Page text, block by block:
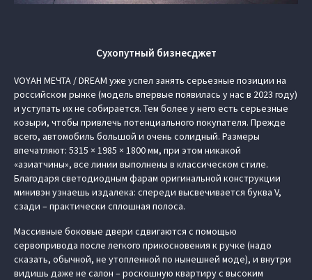
Сухопутный бизнесджет
VOYAH МЕЧТА / DREAM уже успел занять серьезные позиции на
российском рынке (модель впервые появилась у нас в 2023 году)
и уступать их не собирается. Тем более у него есть серьезные
козыри, чтобы привлечь потенциального покупателя. Прежде
всего, автомобиль большой и очень солидный. Размеры
впечатляют: 5315 × 1985 × 1800 мм, при этом никакой
«азиатчины», все линии выполнены в классическом стиле.
Благодаря светодиодным фарам оригинальной конструкции
минивэн узнаешь издалека: спереди высвечивается буква V,
сзади – практически сплошная полоса.
Массивные боковые двери сдвигаются с помощью
сервопривода после легкого прикосновения к ручке (надо
сказать, обычной, не утопленной по нынешней моде), и внутри
видишь даже не салон – роскошную квартиру с высоким